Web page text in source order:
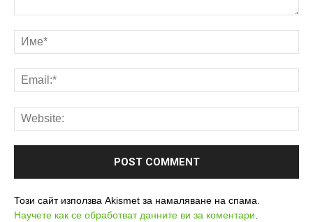
Този сайт използва Akismet за намаляване на спама.
Научете как се обработват данните ви за коментари